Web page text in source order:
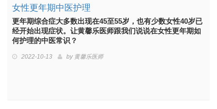
女性更年期中医护理
更年期综合症大多数出现在45至55岁，也有少数女性40岁已
经开始出现症状。让黄馨乐医师跟我们说说在女性更年期如
何护理的中医常识？
2022-10-13 by 黄馨乐医师